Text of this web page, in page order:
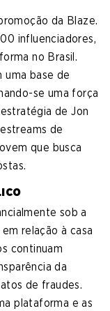
da Blaze.
influenciadores,
no Brasil.
uma base de
se uma força
de Jon
de
que busca
sob a
relação à casa
continuam
da
de fraudes.
plataforma e as